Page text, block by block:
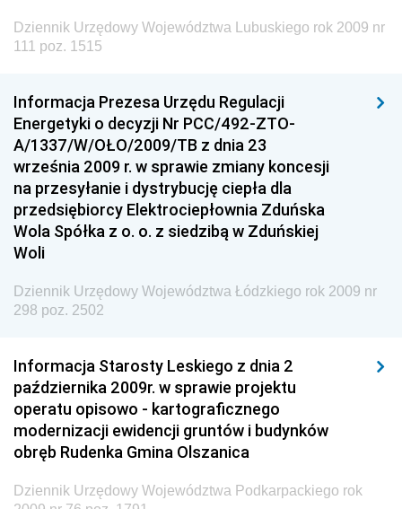
Dziennik Urzędowy Głównego Inspektoratu Transportu
Drogowego
Dziennik Urzędowy Komendy Głównej Policji
Dziennik Urzędowy Ministra Pracy i Polityki
Społecznej
Dziennik Urzędowy Ministra Transportu, Budownictwa
i Gospodarki Morskiej
Dziennik Urzędowy Ministra Rozwoju i Technologii
Dziennik Urzędowy Ministra Spraw Zagranicznych
Dziennik Urzędowy Centralnego Biura
Dziennik Urzędowy Agencji Bezpieczeństwa
Wewnętrznego
Dziennik Urzędowy Urzędu Patentowego
Rzeczypospolitej Polskiej
Krajowych i Autostrad
Dziennik Urzędowy Województwa Lubuskiego rok 2009 nr
111 poz. 1515
Informacja Prezesa Urzędu Regulacji
Energetyki o decyzji Nr PCC/492-ZTO-
A/1337/W/OŁO/2009/TB z dnia 23
września 2009 r. w sprawie zmiany koncesji
na przesyłanie i dystrybucję ciepła dla
przedsiębiorcy Elektrociepłownia Zduńska
Wola Spółka z o. o. z siedzibą w Zduńskiej
Woli
Dziennik Urzędowy Województwa Łódzkiego rok 2009 nr
298 poz. 2502
Informacja Starosty Leskiego z dnia 2
października 2009r. w sprawie projektu
operatu opisowo - kartograficznego
modernizacji ewidencji gruntów i budynków
obręb Rudenka Gmina Olszanica
Dziennik Urzędowy Województwa Podkarpackiego rok